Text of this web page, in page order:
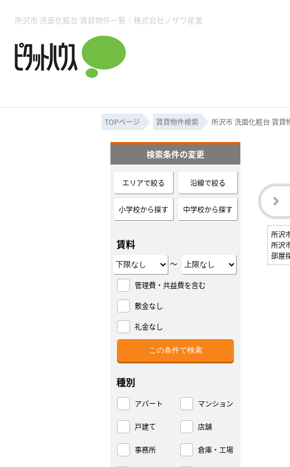
所沢市 洗面化粧台 賃貸物件一覧｜株式会社ノザワ産業
所沢賃貸TOP 物件検索フォーム
コンテ
賃貸管理業務 土地・空き家活用
入居者様用ページTOP 入居中のマナー
売買物件一覧 購入時の諸費用
無料売却査定 仲介手数料について
必要な書類 売却の流れ 高く売
会社概要 スタッフ紹介
ピタットハウス小
ご来店予約 お住まいの解約手続き
必要な書類
ピタットハウス小
TOPページ 賃貸物件検索 所沢市 洗面化粧台 賃貸
所沢
所沢
部屋
検索条件の変更
エリアで絞る 沿線で絞る
小学校から探す 中学校から探す
賃料
～
管理費・共益費を含む
敷金なし
礼金なし
種別
アパート マンション
戸建て 店舗
事務所 倉庫・工場